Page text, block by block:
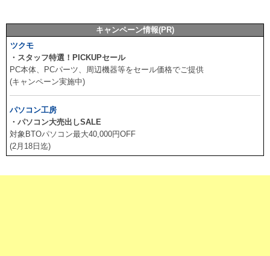
キャンペーン情報(PR)
ツクモ
・スタッフ特選！PICKUPセール
PC本体、PCパーツ、周辺機器等をセール価格でご提供
(キャンペーン実施中)
パソコン工房
・パソコン大売出しSALE
対象BTOパソコン最大40,000円OFF
(2月18日迄)